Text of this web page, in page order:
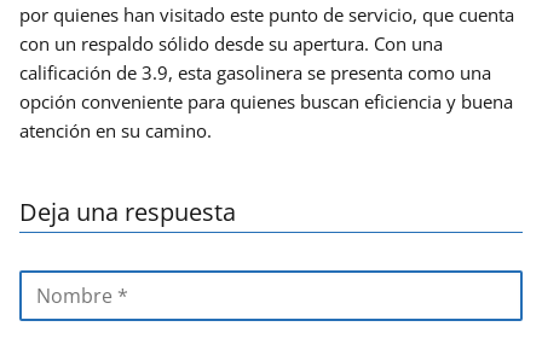
por quienes han visitado este punto de servicio, que cuenta
con un respaldo sólido desde su apertura. Con una
calificación de 3.9, esta gasolinera se presenta como una
opción conveniente para quienes buscan eficiencia y buena
atención en su camino.
Deja una respuesta